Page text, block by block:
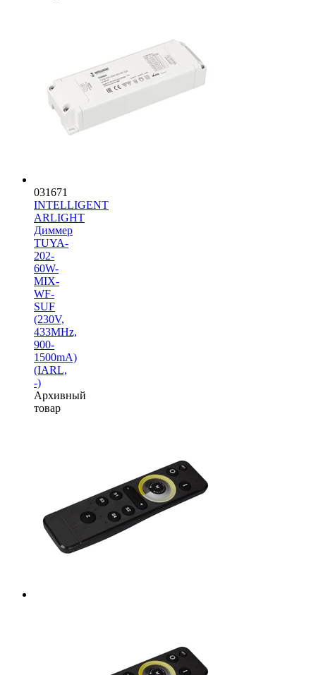
031671
INTELLIGENT
ARLIGHT
Диммер
TUYA-
202-
60W-
MIX-
WF-
SUF
(230V,
433MHz,
900-
1500mA)
(IARL,
-)
Архивный
товар